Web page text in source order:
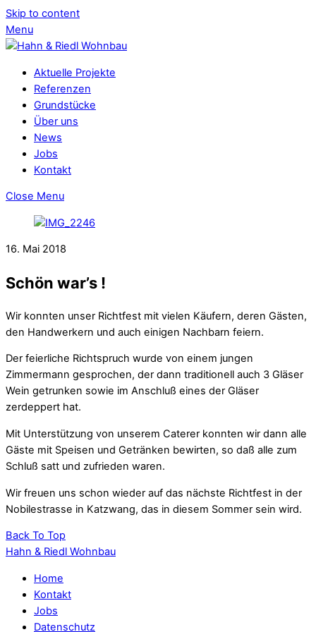
Skip to content
Menu
Aktuelle Projekte
Referenzen
Grundstücke
Über uns
News
Jobs
Kontakt
Close Menu
16. Mai 2018
Schön war’s !
Wir konnten unser Richtfest mit vielen Käufern, deren Gästen,
den Handwerkern und auch einigen Nachbarn feiern.
Der feierliche Richtspruch wurde von einem jungen
Zimmermann gesprochen, der dann traditionell auch 3 Gläser
Wein getrunken sowie im Anschluß eines der Gläser
zerdeppert hat.
Mit Unterstützung von unserem Caterer konnten wir dann alle
Gäste mit Speisen und Getränken bewirten, so daß alle zum
Schluß satt und zufrieden waren.
Wir freuen uns schon wieder auf das nächste Richtfest in der
Nobilestrasse in Katzwang, das in diesem Sommer sein wird.
Back To Top
Hahn & Riedl Wohnbau
Home
Kontakt
Jobs
Datenschutz